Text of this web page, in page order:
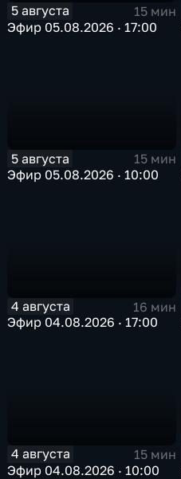
5 августа
15 мин
Эфир 05.08.2026 · 17:00
5 августа
15 мин
Эфир 05.08.2026 · 10:00
4 августа
16 мин
Эфир 04.08.2026 · 17:00
4 августа
15 мин
Эфир 04.08.2026 · 10:00